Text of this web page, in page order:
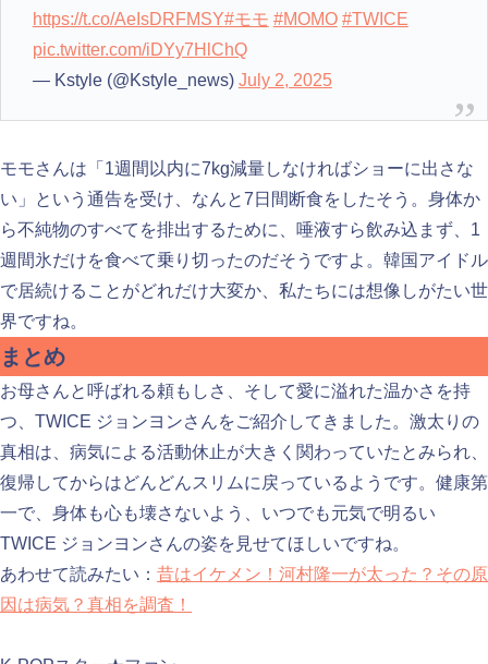
https://t.co/AeIsDRFMSY#モモ #MOMO #TWICE
pic.twitter.com/iDYy7HlChQ
— Kstyle (@Kstyle_news) July 2, 2025
モモさんは「1週間以内に7kg減量しなければショーに出さな
い」という通告を受け、なんと7日間断食をしたそう。身体か
ら不純物のすべてを排出するために、唾液すら飲み込まず、1
週間氷だけを食べて乗り切ったのだそうですよ。韓国アイドル
で居続けることがどれだけ大変か、私たちには想像しがたい世
界ですね。
まとめ
お母さんと呼ばれる頼もしさ、そして愛に溢れた温かさを持
つ、TWICE ジョンヨンさんをご紹介してきました。激太りの
真相は、病気による活動休止が大きく関わっていたとみられ、
復帰してからはどんどんスリムに戻っているようです。健康第
一で、身体も心も壊さないよう、いつでも元気で明るい
TWICE ジョンヨンさんの姿を見せてほしいですね。
あわせて読みたい： 昔はイケメン！河村隆一が太った？その原
因は病気？真相を調査！